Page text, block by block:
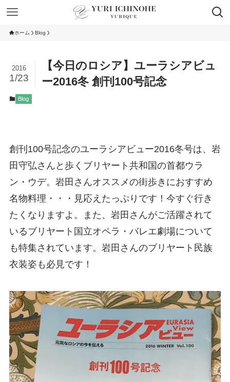
ホーム Blog
【今日のロシア】ユーラシアビュ
ー2016冬 創刊100号記念
2016
1/23
Blog
創刊100号記念のユーラシアビュー2016冬号は、岩
田守弘さんと歩くブリヤート共和国の首都ウラ
ン・ウデ。岩田さんオススメの街歩きにおすすめ
名物料理・・・見応えたっぷりです！今すぐ行き
たくなりますよ。また、岩田さんがご活躍されて
いるブリヤート国立オペラ・バレエ劇場について
も特集されています。岩田さんのブリヤート民族
衣装姿も必見です！